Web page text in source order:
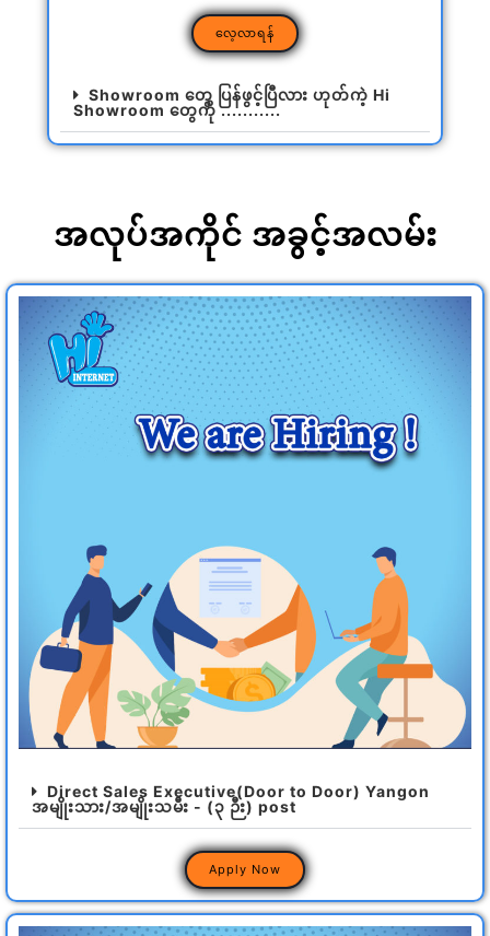
လေ့လာရန်
Showroom တွေ ပြန်ဖွင့်ပြီလား ဟုတ်ကဲ့ Hi
Showroom တွေကို ...........
အလုပ်အကိုင် အခွင့်အလမ်း
Direct Sales Executive(Door to Door) Yangon
အမျိုးသား/အမျိုးသမီး - (၃ ဉီး) post
Apply Now